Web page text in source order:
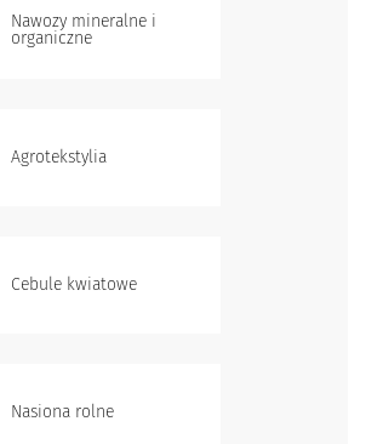
Nawozy mineralne i
organiczne
Agrotekstylia
Cebule kwiatowe
Nasiona rolne